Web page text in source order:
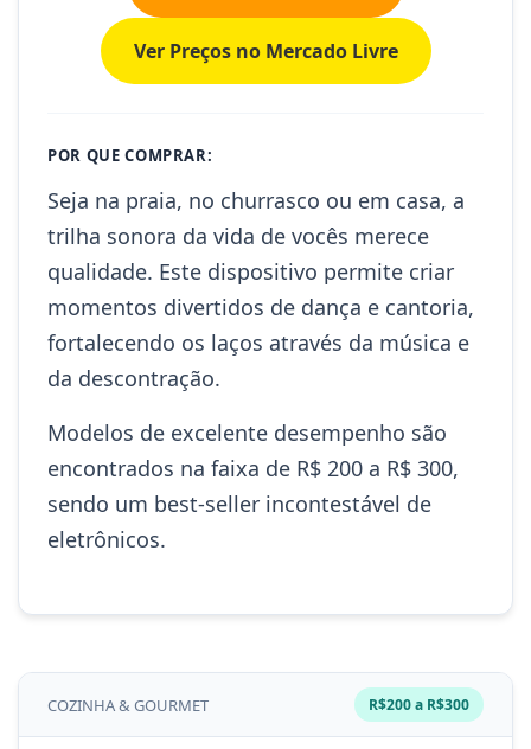
Ver Preços no Mercado Livre
POR QUE COMPRAR:
Seja na praia, no churrasco ou em casa, a
trilha sonora da vida de vocês merece
qualidade. Este dispositivo permite criar
momentos divertidos de dança e cantoria,
fortalecendo os laços através da música e
da descontração.
Modelos de excelente desempenho são
encontrados na faixa de R$ 200 a R$ 300,
sendo um best-seller incontestável de
eletrônicos.
COZINHA & GOURMET R$200 a R$300